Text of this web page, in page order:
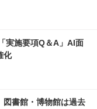
実施要項Q＆A」AI面
化
図書館・博物館は過去